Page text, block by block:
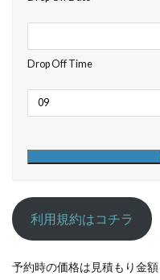
Drop Off Time
利用規約はコチラ
予約時の価格は見積もり金額